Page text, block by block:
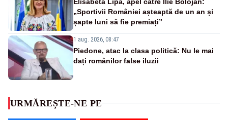
„Sportivii României așteaptă de un an și
șapte luni să fie premiați”
1 aug. 2026, 08:47
Piedone, atac la clasa politică: Nu le mai
dați românilor false iluzii
URMĂREȘTE-NE PE